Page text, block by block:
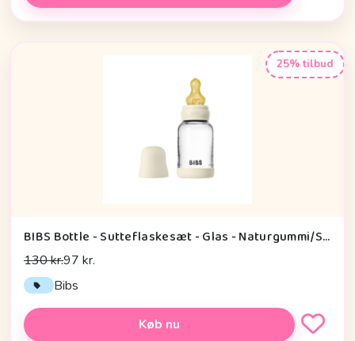
25% tilbud
BIBS Bottle - Sutteflaskesæt - Glas - Naturgummi/Slow Flow/Rund - 120ml - Ivory
130 kr.97 kr.
Bibs
Køb nu